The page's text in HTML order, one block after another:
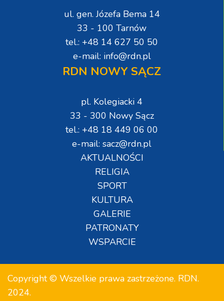
ul. gen. Józefa Bema 14
33 - 100 Tarnów
tel.: +48 14 627 50 50
e-mail: info@rdn.pl
RDN NOWY SĄCZ
pl. Kolegiacki 4
33 - 300 Nowy Sącz
tel.: +48 18 449 06 00
e-mail: sacz@rdn.pl
AKTUALNOŚCI
RELIGIA
SPORT
KULTURA
GALERIE
PATRONATY
WSPARCIE
Copyright © Wszelkie prawa zastrzeżone. RDN.
2024.